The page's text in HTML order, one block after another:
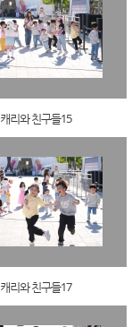
캐리와 친구들15
캐리와 친구들17